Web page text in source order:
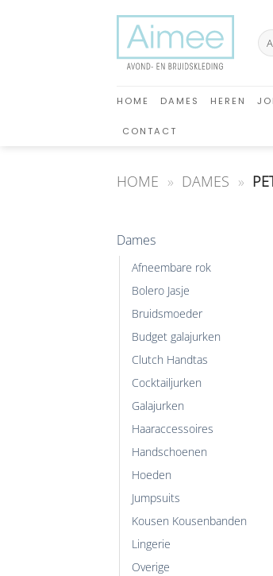
HOME DAMES HEREN
CONTACT
HOME » DAMES »
Dames
Afneembare rok
Bolero Jasje
Bruidsmoeder
Budget galajurken
Clutch Handtas
Cocktailjurken
Galajurken
Haaraccessoires
Handschoenen
Hoeden
Jumpsuits
Kousen Kousenbanden
Lingerie
Overige